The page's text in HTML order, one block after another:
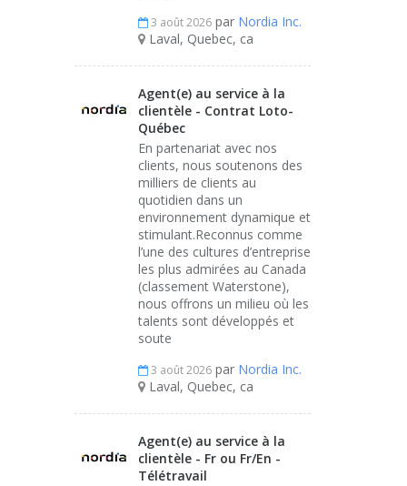
3 août 2026 par Nordia Inc.
Laval, Quebec, ca
Agent(e) au service à la
clientèle - Contrat Loto-
Québec
En partenariat avec nos
clients, nous soutenons des
milliers de clients au
quotidien dans un
environnement dynamique et
stimulant.Reconnus comme
l’une des cultures d’entreprise
les plus admirées au Canada
(classement Waterstone),
nous offrons un milieu où les
talents sont développés et
soute
3 août 2026 par Nordia Inc.
Laval, Quebec, ca
Agent(e) au service à la
clientèle - Fr ou Fr/En -
Télétravail